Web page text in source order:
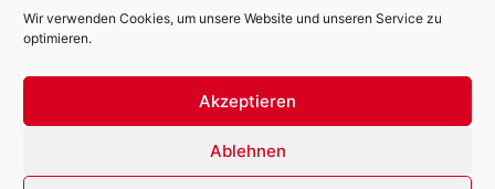
Wir verwenden Cookies, um unsere Website und unseren Service zu
optimieren.
Akzeptieren
Ablehnen
Cookie-Richtlinien
Links